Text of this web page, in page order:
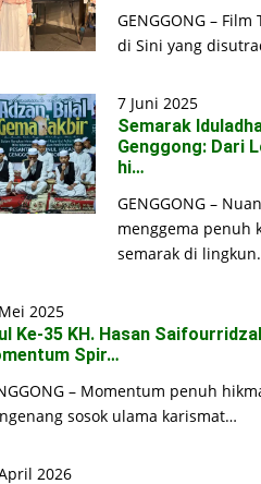
GENGGONG –
di Sini yang
7 Juni 2025
Semarak
Genggong: Dari
hi…
GENGGONG –
menggema penuh
semarak di
2025
Ke-35 KH. Hasan
Spir…
– Momentum penuh
sosok ulama karismat…
2026